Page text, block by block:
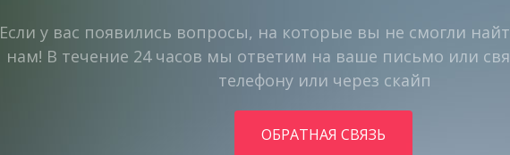
Если у вас появились вопросы, на которые вы не смогли
нам! В течение 24 часов мы ответим на ваше письмо или
телефону или через скайп
ОБРАТНАЯ СВЯЗЬ